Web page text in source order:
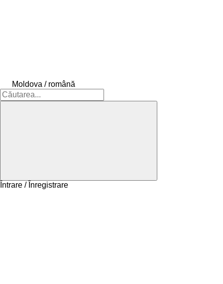
Moldova / română
Întrare / Înregistrare